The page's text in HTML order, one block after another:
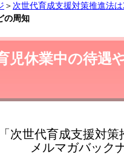
＞ 次世代育成支援対策推進法
の周知
児休業中の待遇
「次世代育成支援対
メルマガバック